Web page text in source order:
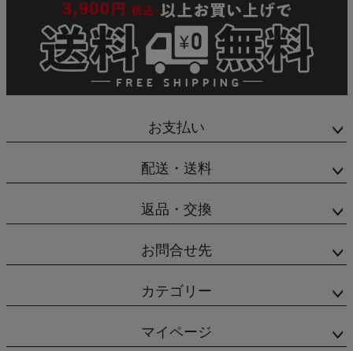
お支払い
配送・送料
返品・交換
お問合せ先
カテゴリー
マイページ